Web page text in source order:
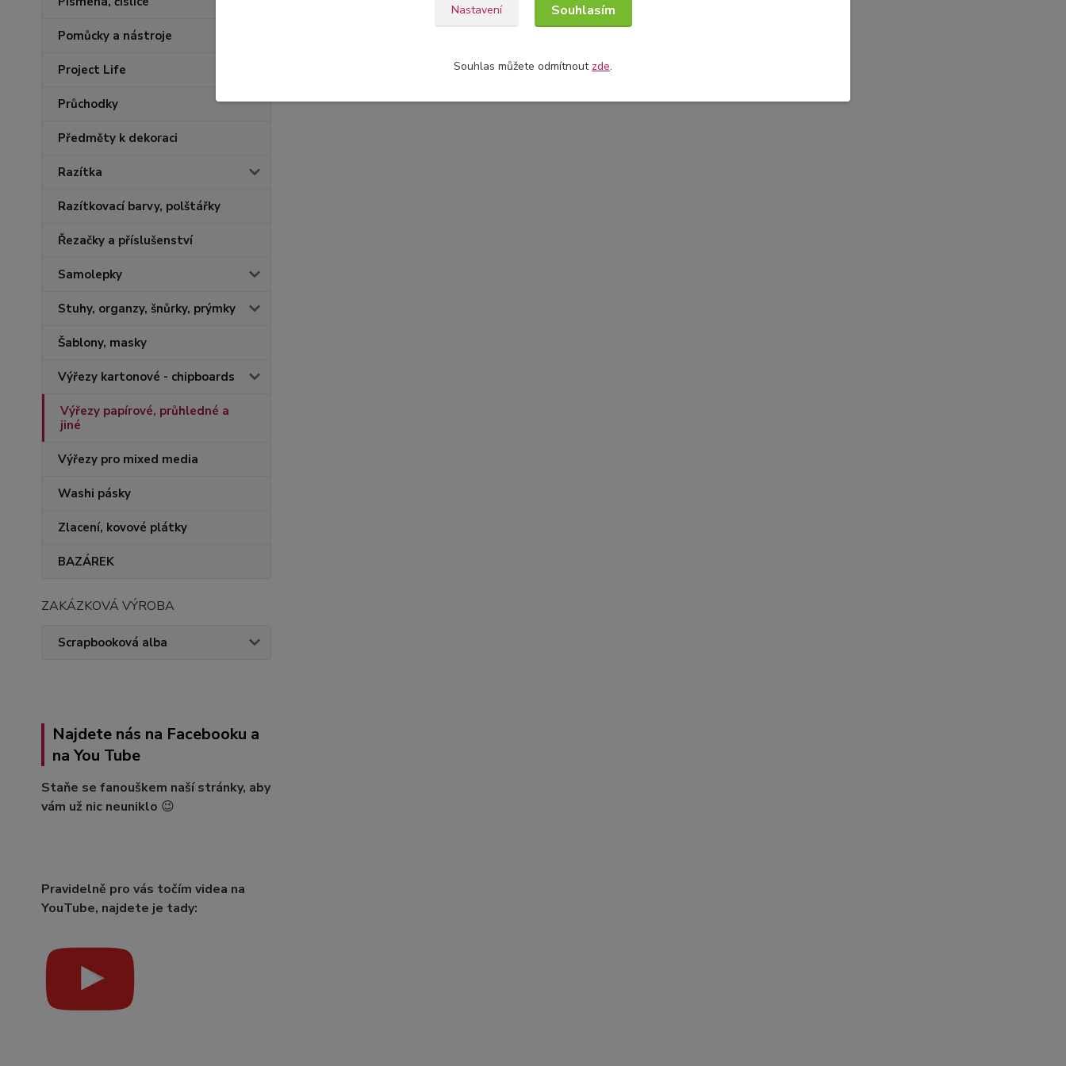
Pomůcky a nástroje
Project Life
Průchodky
Předměty k dekoraci
Razítka
Razítkovací barvy, polštářky
Řezačky a příslušenství
Samolepky
Stuhy, organzy, šnůrky, prýmky
Šablony, masky
Výřezy kartonové - chipboards
Výřezy papírové, průhledné a
jiné
Výřezy pro mixed media
Washi pásky
Zlacení, kovové plátky
BAZÁREK
ZAKÁZKOVÁ VÝROBA
Scrapbooková alba
Najdete nás na Facebooku a
na You Tube
Staňe se fanouškem naší stránky, aby
vám už nic neuniklo 😉
Pravidelně pro vás točím videa na
YouTube, najdete je tady:
Nastavení Souhlasím
Souhlas můžete odmítnout zde.